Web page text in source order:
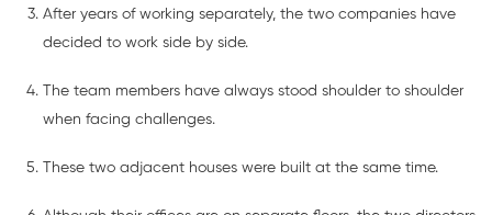
After years of working separately, the two companies have
decided to work side by side.
The team members have always stood shoulder to shoulder
when facing challenges.
These two adjacent houses were built at the same time.